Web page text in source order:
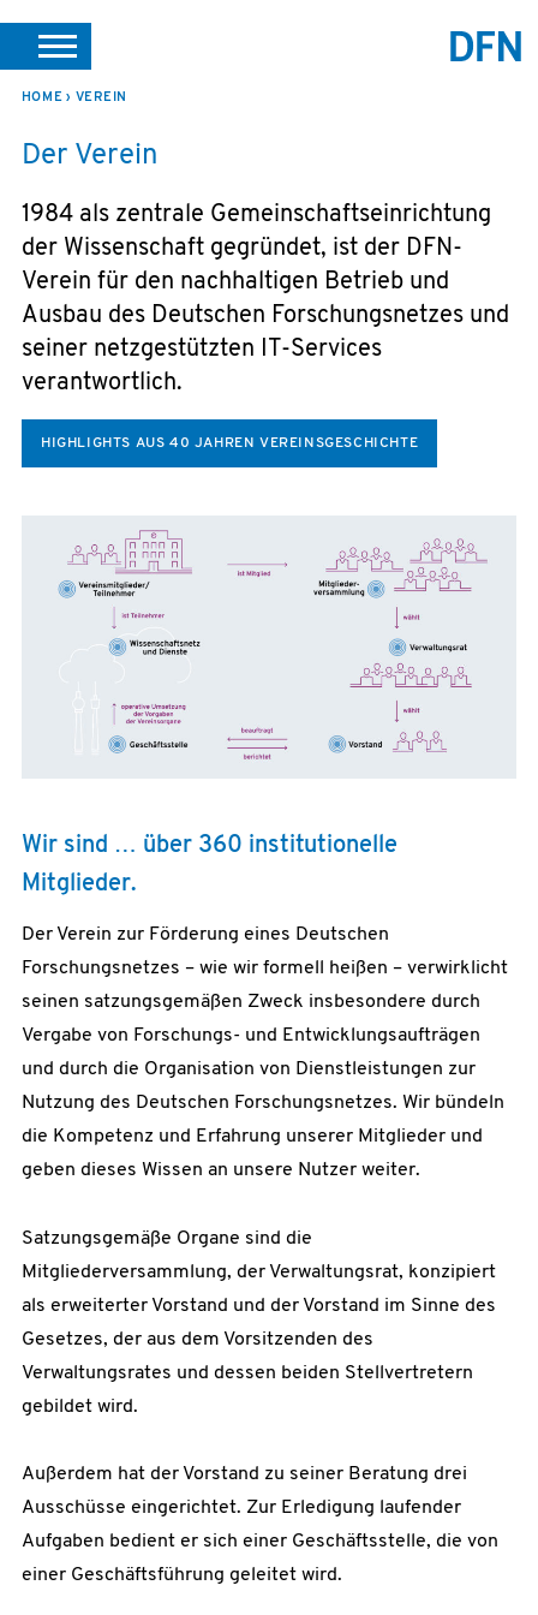
DE EN
HOME VEREIN
Der Verein
1984 als zentrale Gemeinschaftseinrichtung
der Wissenschaft gegründet, ist der DFN-
Verein für den nachhaltigen Betrieb und
Ausbau des Deutschen Forschungsnetzes und
seiner netzgestützten IT-Services
verantwortlich.
HIGHLIGHTS AUS 40 JAHREN VEREINSGESCHICHTE
Wir sind … über 360 institutionelle
Mitglieder.
Der Verein zur Förderung eines Deutschen
Forschungsnetzes – wie wir formell heißen – verwirklicht
seinen satzungsgemäßen Zweck insbesondere durch
Vergabe von Forschungs- und Entwicklungsaufträgen
und durch die Organisation von Dienstleistungen zur
Nutzung des Deutschen Forschungsnetzes. Wir bündeln
die Kompetenz und Erfahrung unserer Mitglieder und
geben dieses Wissen an unsere Nutzer weiter.
Satzungsgemäße Organe sind die
Mitgliederversammlung, der Verwaltungsrat, konzipiert
als erweiterter Vorstand und der Vorstand im Sinne des
Gesetzes, der aus dem Vorsitzenden des
Verwaltungsrates und dessen beiden Stellvertretern
gebildet wird.
Außerdem hat der Vorstand zu seiner Beratung drei
Ausschüsse eingerichtet. Zur Erledigung laufender
Aufgaben bedient er sich einer Geschäftsstelle, die von
einer Geschäftsführung geleitet wird.